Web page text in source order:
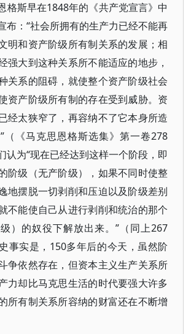
格斯早在1848年的《共产党宣言》中
布：“社会所拥有的生产力已经不能再
明和资产阶级所有制关系的发展；相
强大到这种关系所不能适应的地步，
关系的阻碍，就使整个资产阶级社会
资产阶级所有制的存在受到威胁。资
经太狭窄了，再容纳不了它本身所造
（《马克思恩格斯选集》第一卷278
认为“现在已经达到这样一个阶段，即
阶级（无产阶级），如果不同时使整
地摆脱一切剥削和压迫以及阶级差别
不能使自己从进行剥削和统治的那个
）的奴役下解放出来。”（同上267
事实是，150多年后的今天，虽然阶
争依然存在，但资本主义生产关系所
力却比马克思生活的时代要强大许多
所有制关系所容纳的财富还在不断增